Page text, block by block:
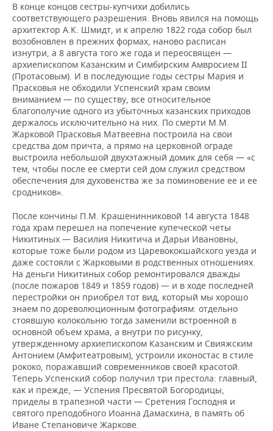
В конце концов сестры-купчихи добились
соответствующего разрешения. Вновь явился на помощь
архитектор А.К. Шмидт, и к апрелю 1822 года собор был
возобновлен в прежних формах, наново расписан
изнутри, а 8 августа того же года и переосвящен —
архиепископом Казанским и Симбирским Амвросием II
(Протасовым). И в последующие годы сестры Мария и
Прасковья не обходили Успенский храм своим
вниманием — по существу, все относительное
благополучие одного из убыточных казанских приходов
держалось исключительно на них. По смерти М.М.
Жарковой Прасковья Матвеевна построила на свои
средства дом причта, а прямо на церковной ограде
выстроила небольшой двухэтажный домик для себя — «с
тем, чтобы после ее смерти сей дом служил средством
обеспечения для духовенства же за поминовение ее и ее
сродников».
После кончины П.М. Крашенинниковой 14 августа 1848
года храм перешел на попечение купеческой четы
Никитиных — Василия Никитича и Дарьи Ивановны,
которые тоже были родом из Царевококшайского уезда и
даже состояли с Жарковыми в родственных отношениях.
На деньги Никитиных собор ремонтировался дважды
(после пожаров 1849 и 1859 годов) — и в ходе последней
перестройки он приобрел тот вид, который мы хорошо
знаем по дореволюционным фотографиям: отдельно
стоявшую колокольню тогда заменили встроенной в
основной объем храма, а внутри по рисунку,
утвержденному архиепископом Казанским и Свияжским
Антонием (Амфитеатровым), устроили иконостас в стиле
рококо, поражавший современников своей красотой.
Теперь Успенский собор получил три престола: главный,
как и прежде, — Успения Пресвятой Богородицы,
приделы в трапезной части — Сретения Господня и
святого преподобного Иоанна Дамаскина, в память об
Иване Степановиче Жаркове.